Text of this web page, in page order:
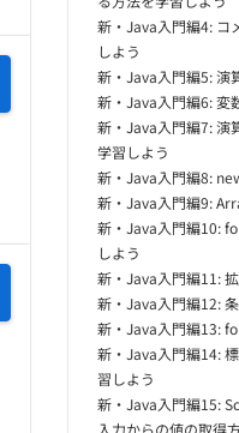
新・Java入門編4: コ
しよう
新・Java入門編5: 演
新・Java入門編6: 変
新・Java入門編7: 演
学習しよう
新・Java入門編8:
新・Java入門編9:
新・Java入門編10:
しよう
新・Java入門編11:
新・Java入門編12:
新・Java入門編13:
新・Java入門編14:
習しよう
新・Java入門編15:
入力からの値の取得